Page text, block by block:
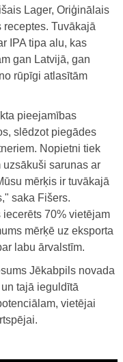
Lager, Oriģinālais
receptes. Tuvākajā
IPA tipa alu, kas
gan Latvijā, gan
rūpīgi atlasītām
pieejamības
slēdzot piegādes
Nopietni tiek
sarunas ar
mērķis ir tuvākajā
saka Fišers.
70% vietējam
mērķē uz eksporta
labu ārvalstīm.
Jēkabpils novada
tajā ieguldītā
vietējai